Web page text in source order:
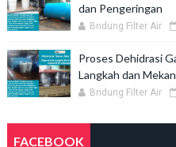
dan Pengeringan
Bndung Filter Air
Proses Dehidrasi
Langkah dan
Bndung Filter Air
FACEBOOK